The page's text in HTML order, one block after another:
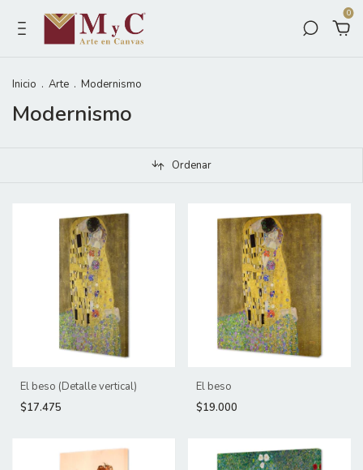
0
Inicio . Arte . Modernismo
Modernismo
Ordenar
El beso (Detalle vertical)
$17.475
El beso
$19.000